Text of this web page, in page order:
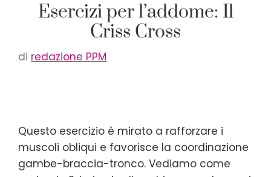
Esercizi per l’addome: Il
Criss Cross
di redazione PPM
Questo esercizio è mirato a rafforzare i
muscoli obliqui e favorisce la coordinazione
gambe-braccia-tronco. Vediamo come